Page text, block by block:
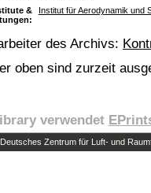
&
Institut für Aerodynamik und
des Archivs:
oben sind zurzeit
verwendet
Zentrum für Luft- und